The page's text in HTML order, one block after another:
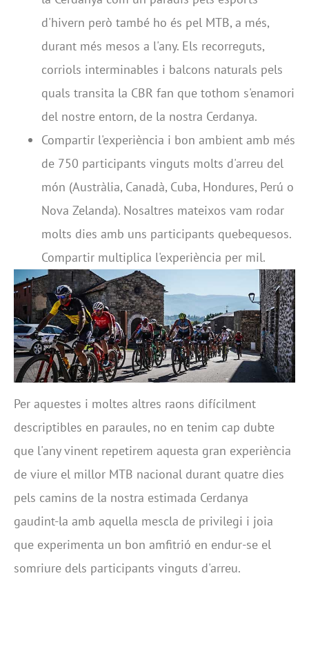
d'hivern però també ho és pel MTB, a més,
durant més mesos a l'any. Els recorreguts,
corriols interminables i balcons naturals pels
quals transita la CBR fan que tothom s'enamori
del nostre entorn, de la nostra Cerdanya.
Compartir l'experiència i bon ambient amb més
de 750 participants vinguts molts d'arreu del
món (Austràlia, Canadà, Cuba, Hondures, Perú o
Nova Zelanda). Nosaltres mateixos vam rodar
molts dies amb uns participants quebequesos.
Compartir multiplica l'experiència per mil.
Per aquestes i moltes altres raons difícilment
descriptibles en paraules, no en tenim cap dubte
que l'any vinent repetirem aquesta gran experiència
de viure el millor MTB nacional durant quatre dies
pels camins de la nostra estimada Cerdanya
gaudint-la amb aquella mescla de privilegi i joia
que experimenta un bon amfitrió en endur-se el
somriure dels participants vinguts d'arreu.